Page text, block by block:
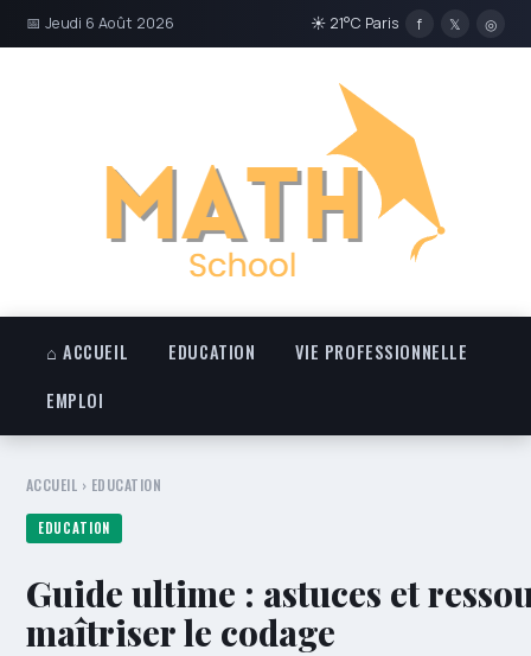
📅 Jeudi 6 Août 2026 ☀ 21°C Paris f 𝕏 ◎
⌂ ACCUEIL EDUCATION
VIE PROFESSIONNELLE
EMPLOI
ACCUEIL › EDUCATION
EDUCATION
Guide ultime : astuces et
maîtriser le codage